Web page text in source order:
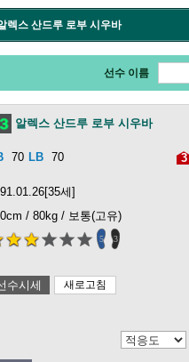
렉스 산드루 로부 시우바
선수 이름
알렉스 산드루 로부 시우바
70 70 3
세]
/ 80kg / 보통(고유)
5 3
수시세 새로고침